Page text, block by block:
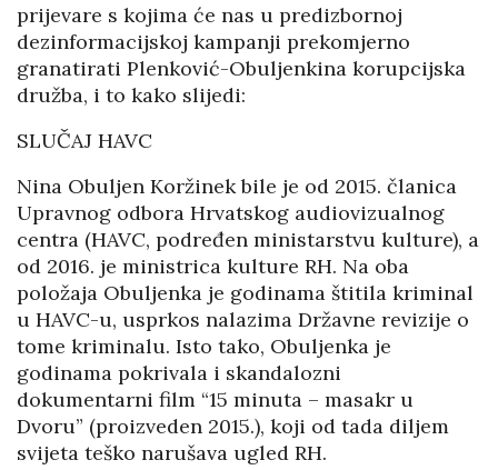
prijevare s kojima će nas u predizbornoj
dezinformacijskoj kampanji prekomjerno
granatirati Plenković-Obuljenkina korupcijska
družba, i to kako slijedi:
SLUČAJ HAVC
Nina Obuljen Koržinek bile je od 2015. članica
Upravnog odbora Hrvatskog audiovizualnog
centra (HAVC, podređen ministarstvu kulture), a
od 2016. je ministrica kulture RH. Na oba
položaja Obuljenka je godinama štitila kriminal
u HAVC-u, usprkos nalazima Državne revizije o
tome kriminalu. Isto tako, Obuljenka je
godinama pokrivala i skandalozni
dokumentarni film “15 minuta – masakr u
Dvoru” (proizveden 2015.), koji od tada diljem
svijeta teško narušava ugled RH.